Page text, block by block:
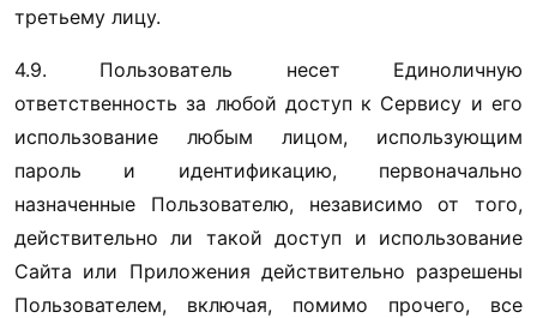
третьему лицу.
4.9. Пользователь несет Единоличную
ответственность за любой доступ к Сервису и его
использование любым лицом, использующим
пароль и идентификацию, первоначально
назначенные Пользователю, независимо от того,
действительно ли такой доступ и использование
Сайта или Приложения действительно разрешены
Пользователем, включая, помимо прочего, все